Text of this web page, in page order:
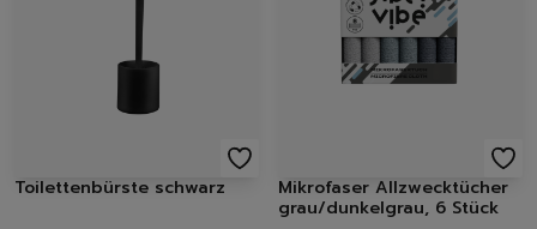
Toilettenbürste schwarz
Mikrofaser Allzwecktücher
grau/dunkelgrau, 6 Stück